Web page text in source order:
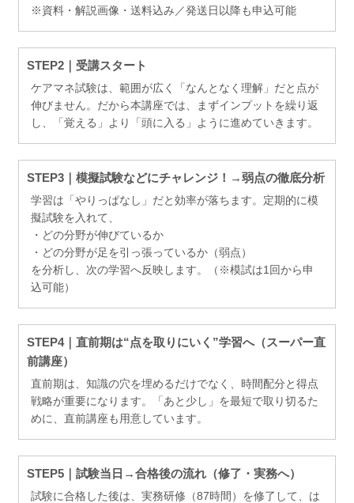
※資料・解説画像・送料込み／発送日以降も申込可能
STEP2｜受講スタート
ケアマネ試験は、範囲が広く「なんとなく理解」だと点が
伸びません。だから本講座では、まずインプットを繰り返
し、「覚える」より「頭に入る」ように進めていきます。
STEP3｜模擬試験などにチャレンジ！→弱点の徹底分析
学習は「やりっぱなし」だと効率が落ちます。定期的に模
擬試験を入れて、
・どの分野が伸びているか
・どの分野が足を引っ張っているか（弱点）
を分析し、次の学習へ反映します。（※模試は1回から申
込可能）
STEP4｜直前期は“点を取りにいく”学習へ（スーパー直
前講座）
直前期は、知識の穴を埋めるだけでなく、時間配分と得点
戦略が重要になります。「あと少し」を最短で取り切るた
めに、直前講座も用意しています。
STEP5｜試験当日→合格後の流れ（修了・実務へ）
試験に合格した後は、実務研修（87時間）を修了して、は